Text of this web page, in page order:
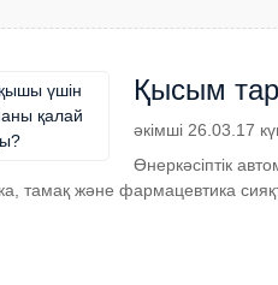
Қысым
әкімші 26.03.17
Өнеркәсіптік
тамақ және фармацевтика